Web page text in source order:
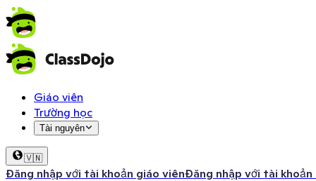
Giáo viên
Trường học
Tài nguyên
🇻🇳
Đăng nhập với tài khoản giáo viênĐăng nhập với tài khoản